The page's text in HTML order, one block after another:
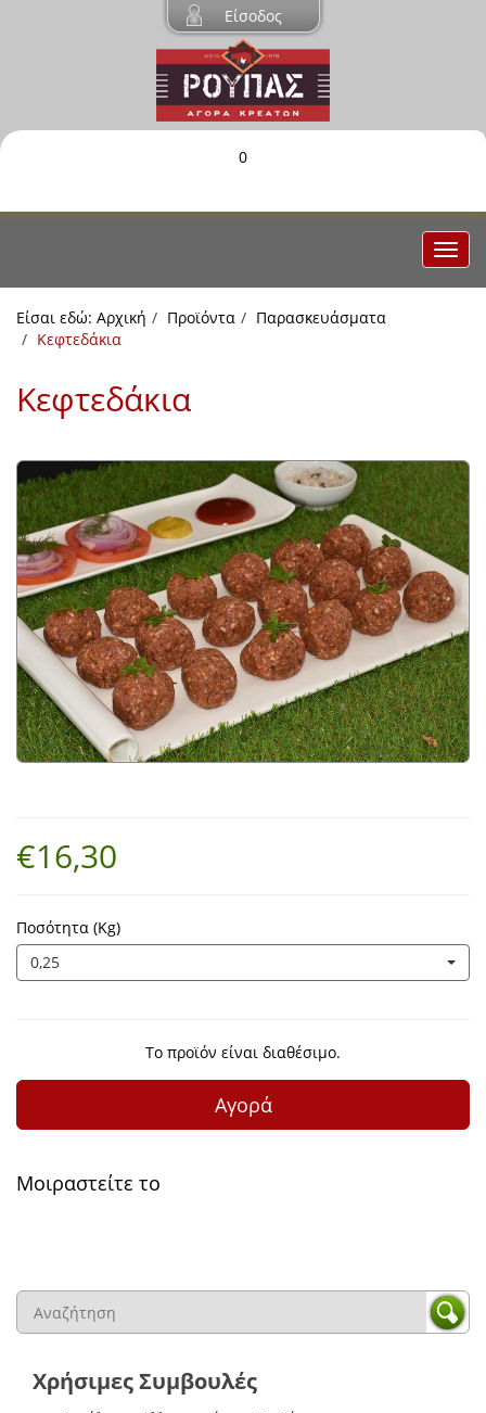
Είσοδος
0
Είσαι εδώ: Αρχική Προϊόντα
Παρασκευάσματα
Κεφτεδάκια
Κεφτεδάκια
€16,30
Ποσότητα (Kg)
0,25
Το προϊόν είναι διαθέσιμο.
Αγορά
Μοιραστείτε το
Χρήσιμες Συμβουλές